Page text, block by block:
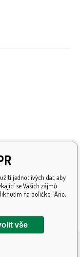
jednotlivých dat, aby
se Vašich zájmů
na políčko "Ano,
vše